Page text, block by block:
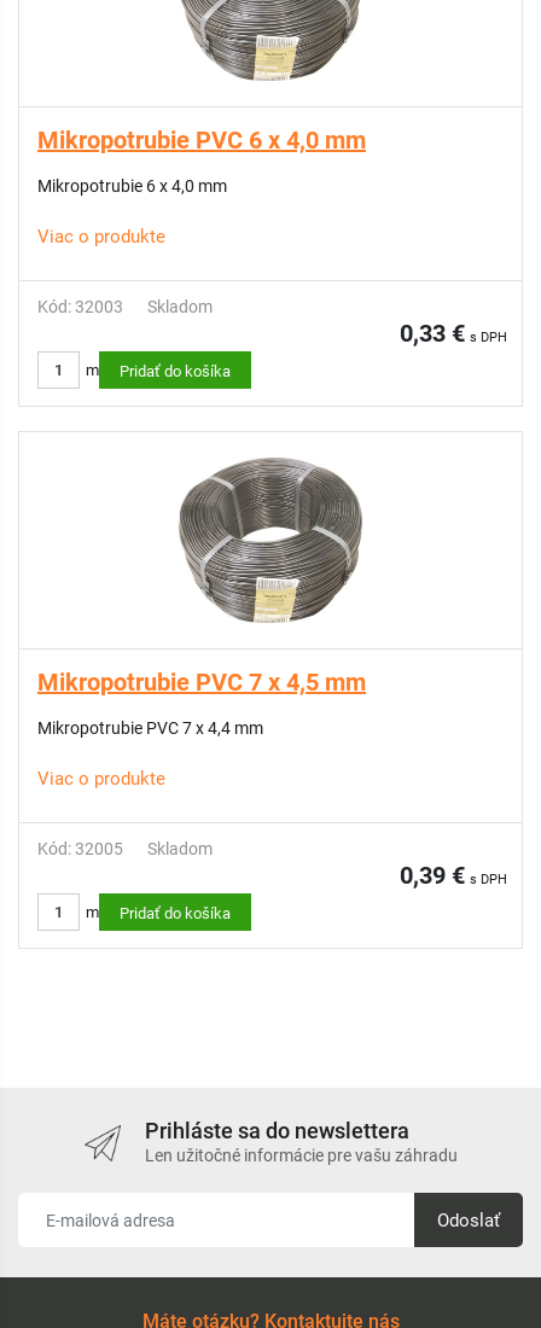
Mikropotrubie PVC 6 x 4,0 mm
Mikropotrubie 6 x 4,0 mm
Viac o produkte
Kód: 32003 Skladom
0,33 € s DPH
m Pridať do košíka
Mikropotrubie PVC 7 x 4,5 mm
Mikropotrubie PVC 7 x 4,4 mm
Viac o produkte
Kód: 32005 Skladom
0,39 € s DPH
m Pridať do košíka
Prihláste sa do newslettera
Len užitočné informácie pre vašu záhradu
Odoslať
Máte otázku? Kontaktujte nás